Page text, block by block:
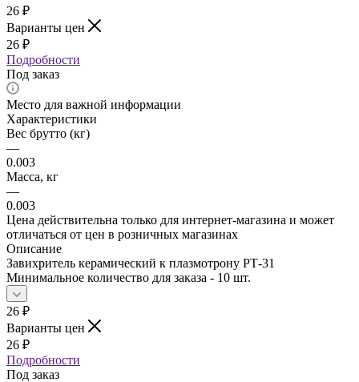
26 ₽
Варианты цен
26 ₽
Подробности
Под заказ
Место для важной информации
Характеристики
Вес брутто (кг)
—
0.003
Масса, кг
—
0.003
Цена действительна только для интернет-магазина и может
отличаться от цен в розничных магазинах
Описание
Завихритель керамический к плазмотрону РТ-31
Минимальное количество для заказа - 10 шт.
26 ₽
Варианты цен
26 ₽
Подробности
Под заказ